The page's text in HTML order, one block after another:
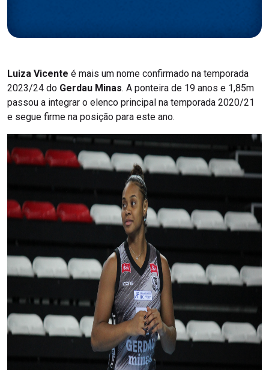
Luiza Vicente é mais um nome confirmado na temporada
2023/24 do Gerdau Minas. A ponteira de 19 anos e 1,85m
passou a integrar o elenco principal na temporada 2020/21
e segue firme na posição para este ano.